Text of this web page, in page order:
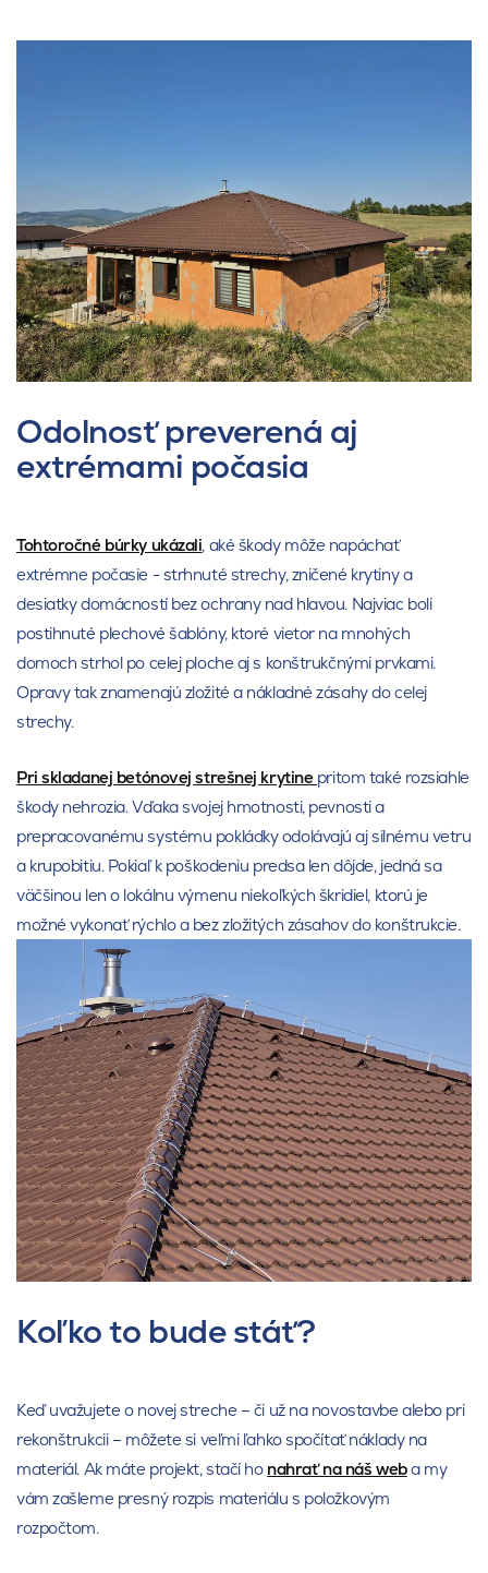
Odolnosť preverená aj
extrémami počasia
Tohtoročné búrky ukázali, aké škody môže napáchať
extrémne počasie - strhnuté strechy, zničené krytiny a
desiatky domácností bez ochrany nad hlavou. Najviac boli
postihnuté plechové šablóny, ktoré vietor na mnohých
domoch strhol po celej ploche aj s konštrukčnými prvkami.
Opravy tak znamenajú zložité a nákladné zásahy do celej
strechy.
Pri skladanej betónovej strešnej krytine pritom také rozsiahle
škody nehrozia. Vďaka svojej hmotnosti, pevnosti a
prepracovanému systému pokládky odolávajú aj silnému vetru
a krupobitiu. Pokiaľ k poškodeniu predsa len dôjde, jedná sa
väčšinou len o lokálnu výmenu niekoľkých škridiel, ktorú je
možné vykonať rýchlo a bez zložitých zásahov do konštrukcie.
Koľko to bude stáť?
Keď uvažujete o novej streche – či už na novostavbe alebo pri
rekonštrukcii – môžete si veľmi ľahko spočítať náklady na
materiál. Ak máte projekt, stačí ho nahrať na náš weba my
vám zašleme presný rozpis materiálu s položkovým
rozpočtom.